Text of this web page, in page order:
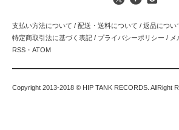
支払い方法について / 配送・送料について / 返品につい
特定商取引法に基づく表記 / プライバシーポリシー /
RSS ・ ATOM
Copyright 2013-2018 © HIP TANK RECORDS. AllRight